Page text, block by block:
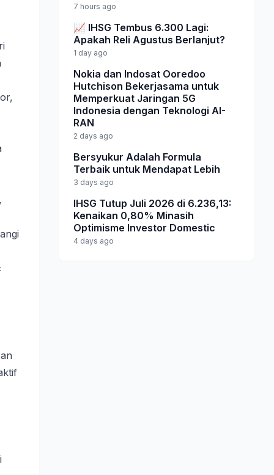
7 hours ago
📈 IHSG Tembus 6.300 Lagi:
Apakah Reli Agustus Berlanjut?
1 day ago
Nokia dan Indosat Ooredoo
Hutchison Bekerjasama untuk
Memperkuat Jaringan 5G
Indonesia dengan Teknologi AI-
RAN
2 days ago
Bersyukur Adalah Formula
Terbaik untuk Mendapat Lebih
3 days ago
IHSG Tutup Juli 2026 di 6.236,13:
Kenaikan 0,80% Minasih
Optimisme Investor Domestic
4 days ago